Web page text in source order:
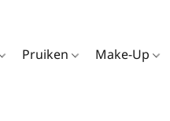
Pruiken Make-Up